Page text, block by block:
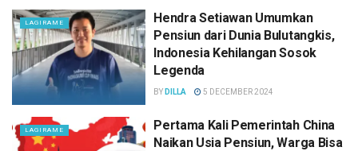
LAGIRAME
Hendra Setiawan Umumkan
Pensiun dari Dunia Bulutangkis,
Indonesia Kehilangan Sosok
Legenda
BY DILLA 5 DECEMBER 2024
LAGIRAME
Pertama Kali Pemerintah China
Naikan Usia Pensiun, Warga Bisa